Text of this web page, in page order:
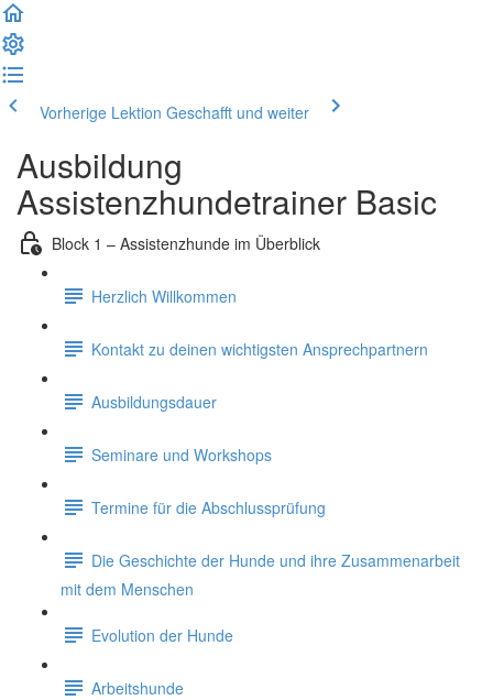
Vorherige Lektion Geschafft und weiter
Ausbildung
Assistenzhundetrainer Basic
Block 1 – Assistenzhunde im Überblick
Herzlich Willkommen
Kontakt zu deinen wichtigsten Ansprechpartnern
Ausbildungsdauer
Seminare und Workshops
Termine für die Abschlussprüfung
Die Geschichte der Hunde und ihre Zusammenarbeit
mit dem Menschen
Evolution der Hunde
Arbeitshunde